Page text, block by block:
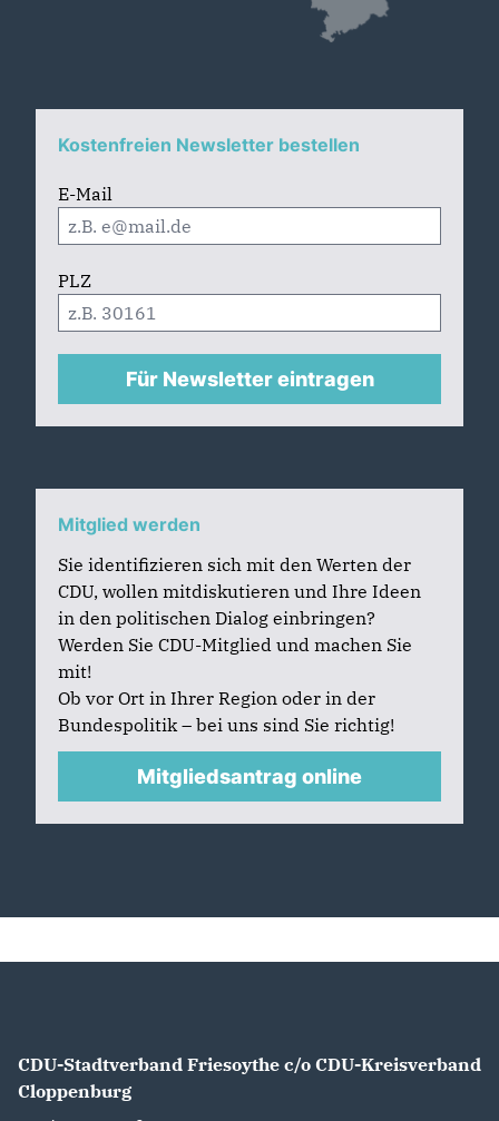
Kostenfreien Newsletter bestellen
E-Mail
PLZ
Für Newsletter eintragen
Mitglied werden
Sie identifizieren sich mit den Werten der
CDU, wollen mitdiskutieren und Ihre Ideen
in den politischen Dialog einbringen?
Werden Sie CDU-Mitglied und machen Sie
mit!
Ob vor Ort in Ihrer Region oder in der
Bundespolitik – bei uns sind Sie richtig!
Mitgliedsantrag online
CDU-Stadtverband Friesoythe c/o CDU-Kreisverband
Cloppenburg